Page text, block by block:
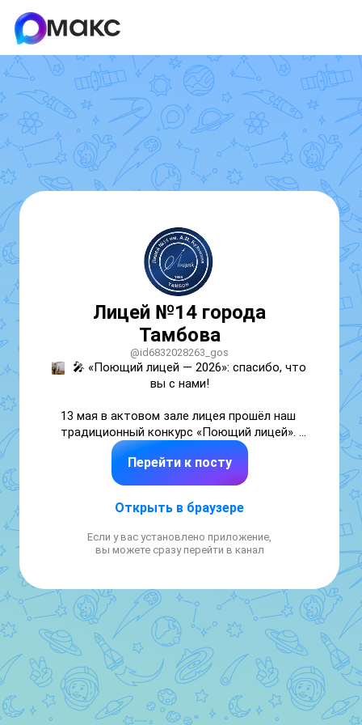
Лицей №14 города
Тамбова
@id6832028263_gos
🎤 «Поющий лицей — 2026»: спасибо, что
вы с нами!
13 мая в актовом зале лицея прошёл наш
традиционный конкурс «Поющий лицей».
Сцена, свет, любимые песни — и
невероятная поддержка в зале. ✨
смелость, подготовку, эмоции и искреннюю
этого дня! 💫
руководителям и, конечно, зрителям — за
ваши аплодисменты.
🎬 Больше фотографий в альбоме:
https://vk.com/album-216621475_311061612
#ПоющийЛицей2026 #Лицей14Тамбов
#СпасибоУчастникам #Таланты14
Перейти к посту
Открыть в браузере
Если у вас установлено приложение,
вы можете сразу перейти в канал